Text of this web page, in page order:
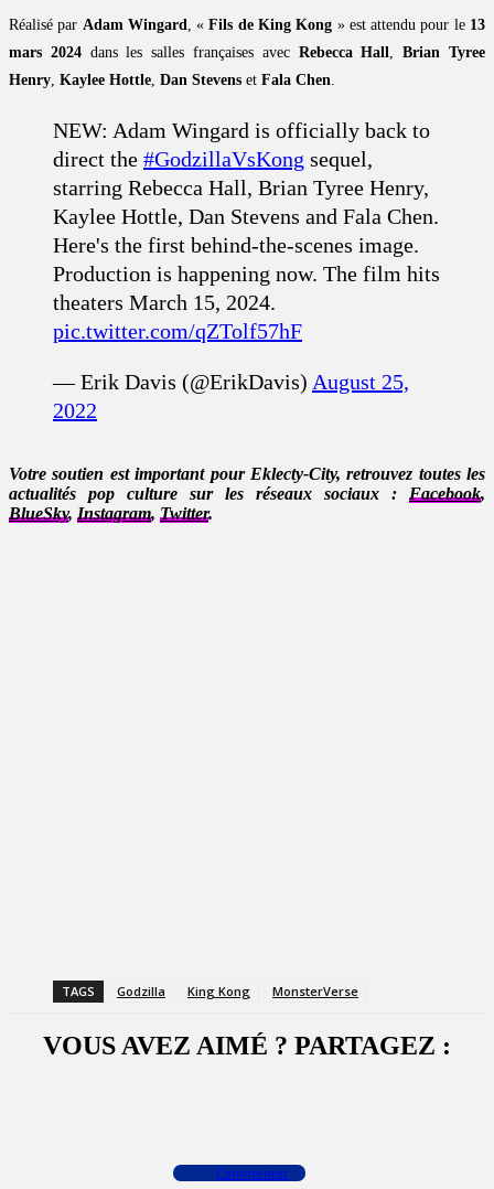
Réalisé par Adam Wingard, «Fils de King Kong » est attendu pour le 13
mars 2024dans les salles françaises avec Rebecca Hall,Brian Tyree
Henry, Kaylee Hottle, Dan Stevens et Fala Chen.
NEW: Adam Wingard is officially back to
direct the #GodzillaVsKong sequel,
starring Rebecca Hall, Brian Tyree Henry,
Kaylee Hottle, Dan Stevens and Fala Chen.
Here's the first behind-the-scenes image.
Production is happening now. The film hits
theaters March 15, 2024.
pic.twitter.com/qZTolf57hF
— Erik Davis (@ErikDavis) August 25,
2022
Votre soutien est important pour Eklecty-City, retrouvez toutes les
actualités pop culture sur les réseaux sociaux : Facebook,
BlueSky, Instagram, Twitter.
TAGS Godzilla King Kong MonsterVerse
VOUS AVEZ AIMÉ ? PARTAGEZ :
Commenter